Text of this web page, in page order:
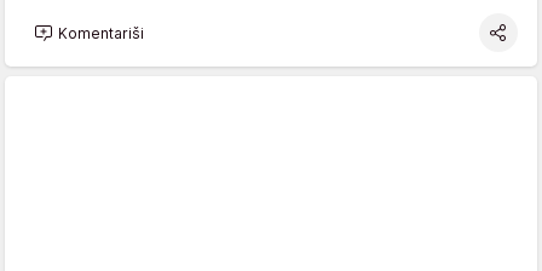
Komentariši